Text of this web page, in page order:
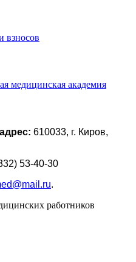
взносов
медицинская академия
610033, г. Киров,
53-40-30
.
работников